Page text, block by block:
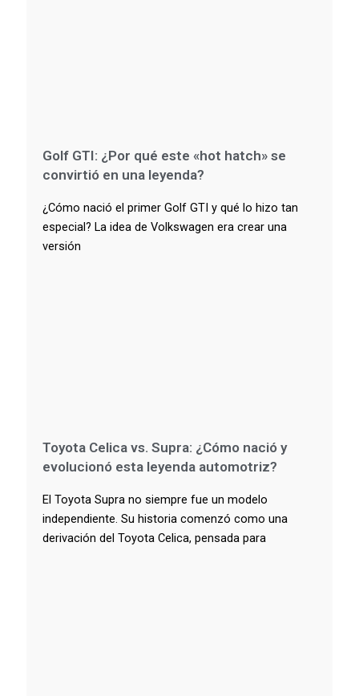
Golf GTI: ¿Por qué este «hot hatch» se
convirtió en una leyenda?
¿Cómo nació el primer Golf GTI y qué lo hizo tan
especial? La idea de Volkswagen era crear una
versión
Toyota Celica vs. Supra: ¿Cómo nació y
evolucionó esta leyenda automotriz?
El Toyota Supra no siempre fue un modelo
independiente. Su historia comenzó como una
derivación del Toyota Celica, pensada para